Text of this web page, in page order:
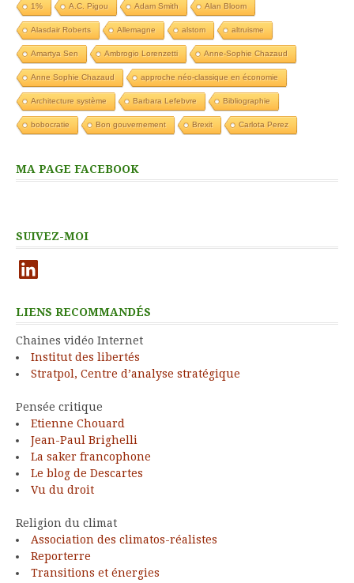
1% A.C. Pigou Adam Smith Alan Bloom
Alasdair Roberts Allemagne alstom altruisme
Amartya Sen Ambrogio Lorenzetti Anne-Sophie Chazaud
Anne Sophie Chazaud approche néo-classique en économie
Architecture système Barbara Lefebvre Bibliographie
bobocratie Bon gouvernement Brexit Carlota Perez
MA PAGE FACEBOOK
SUIVEZ-MOI
LinkedIn
LIENS RECOMMANDÉS
Chaines vidéo Internet
Institut des libertés
Stratpol, Centre d’analyse stratégique
Pensée critique
Etienne Chouard
Jean-Paul Brighelli
La saker francophone
Le blog de Descartes
Vu du droit
Religion du climat
Association des climatos-réalistes
Reporterre
Transitions et énergies